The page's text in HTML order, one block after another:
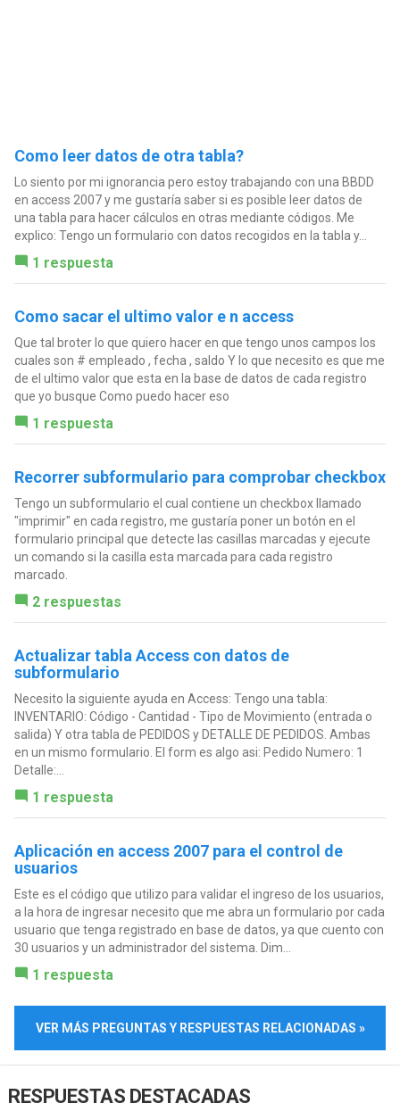
Como leer datos de otra tabla?
Lo siento por mi ignorancia pero estoy trabajando con una BBDD
en access 2007 y me gustaría saber si es posible leer datos de
una tabla para hacer cálculos en otras mediante códigos. Me
explico: Tengo un formulario con datos recogidos en la tabla y...
1 respuesta
Como sacar el ultimo valor e n access
Que tal broter lo que quiero hacer en que tengo unos campos los
cuales son # empleado , fecha , saldo Y lo que necesito es que me
de el ultimo valor que esta en la base de datos de cada registro
que yo busque Como puedo hacer eso
1 respuesta
Recorrer subformulario para comprobar checkbox
Tengo un subformulario el cual contiene un checkbox llamado
"imprimir" en cada registro, me gustaría poner un botón en el
formulario principal que detecte las casillas marcadas y ejecute
un comando si la casilla esta marcada para cada registro
marcado.
2 respuestas
Actualizar tabla Access con datos de
subformulario
Necesito la siguiente ayuda en Access: Tengo una tabla:
INVENTARIO: Código - Cantidad - Tipo de Movimiento (entrada o
salida) Y otra tabla de PEDIDOS y DETALLE DE PEDIDOS. Ambas
en un mismo formulario. El form es algo asi: Pedido Numero: 1
Detalle:...
1 respuesta
Aplicación en access 2007 para el control de
usuarios
Este es el código que utilizo para validar el ingreso de los usuarios,
a la hora de ingresar necesito que me abra un formulario por cada
usuario que tenga registrado en base de datos, ya que cuento con
30 usuarios y un administrador del sistema. Dim...
1 respuesta
VER MÁS PREGUNTAS Y RESPUESTAS RELACIONADAS »
RESPUESTAS DESTACADAS